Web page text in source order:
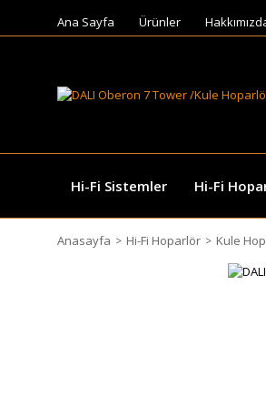
Ana Sayfa Ürünler
Hi-Fi Sistemler Hi-Fi
Anasayfa Hi-Fi Hoparlör Kule